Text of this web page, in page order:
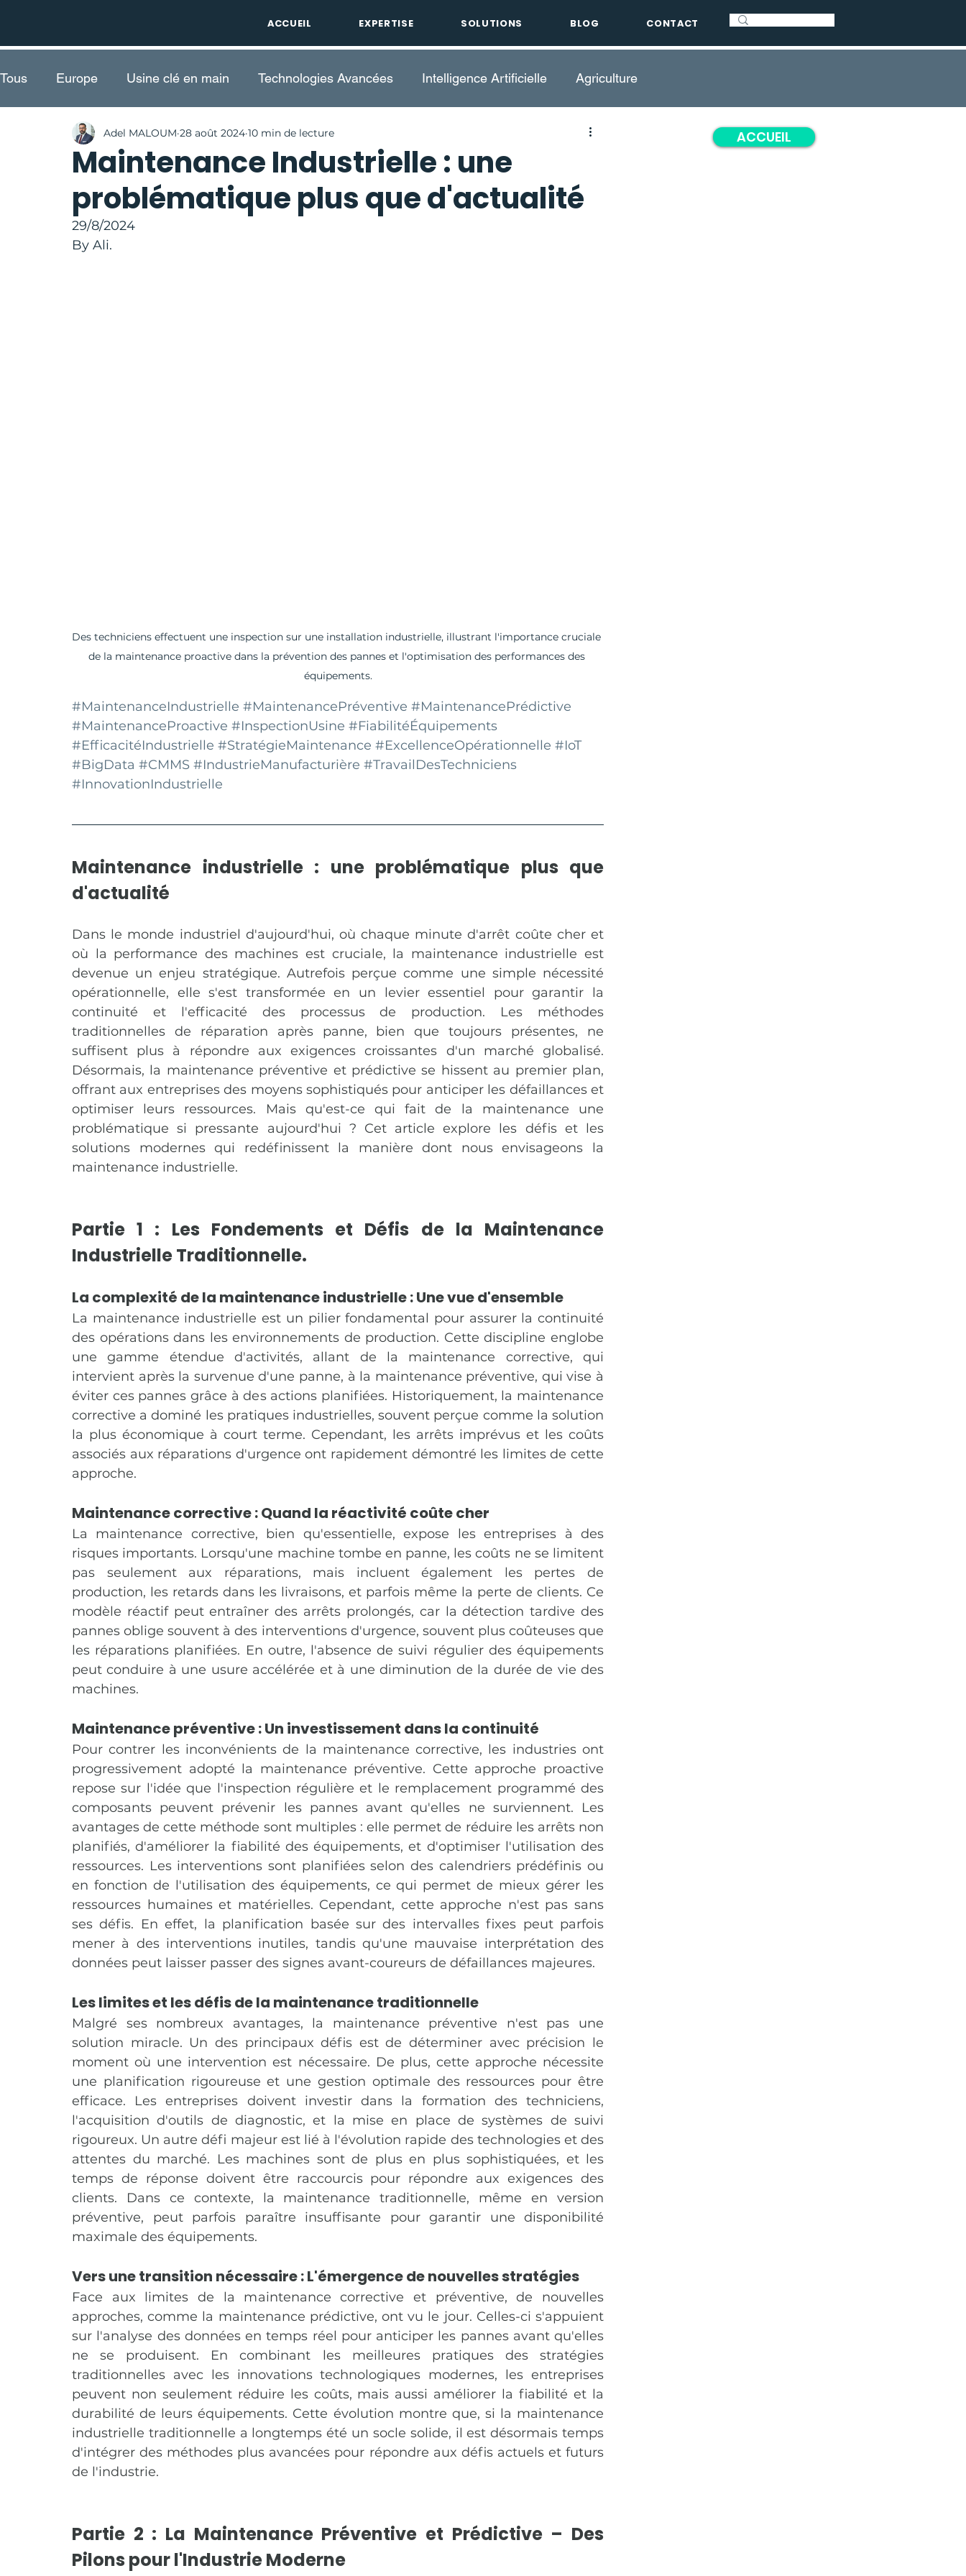
ACCUEIL EXPERTISE SOLUTIONS BLOG CONTACT
Tous Europe Usine clé en main Technologies Avancées Intelligence Artificielle Agriculture
Développement Durable Algérie Maintenance Industrielle
Minerais
Maintenance Industrielle : une
problématique plus que d'actualité
Adel MALOUM 28 août 2024 10 min de lecture
29/8/2024
By Ali.
Des techniciens effectuent une inspection sur une installation industrielle, illustrant l'importance cruciale
de la maintenance proactive dans la prévention des pannes et l'optimisation des performances des
équipements.
#MaintenanceIndustrielle #MaintenancePréventive #MaintenancePrédictive
#MaintenanceProactive #InspectionUsine #FiabilitéÉquipements
#EfficacitéIndustrielle #StratégieMaintenance #ExcellenceOpérationnelle #IoT
#BigData #CMMS #IndustrieManufacturière #TravailDesTechniciens
#InnovationIndustrielle
Maintenance industrielle : une problématique plus que
d'actualité
Dans le monde industriel d'aujourd'hui, où chaque minute d'arrêt coûte cher et
où la performance des machines est cruciale, la maintenance industrielle est
devenue un enjeu stratégique. Autrefois perçue comme une simple nécessité
opérationnelle, elle s'est transformée en un levier essentiel pour garantir la
continuité et l'efficacité des processus de production. Les méthodes
traditionnelles de réparation après panne, bien que toujours présentes, ne
suffisent plus à répondre aux exigences croissantes d'un marché globalisé.
Désormais, la maintenance préventive et prédictive se hissent au premier plan,
offrant aux entreprises des moyens sophistiqués pour anticiper les défaillances et
optimiser leurs ressources. Mais qu'est-ce qui fait de la maintenance une
problématique si pressante aujourd'hui ? Cet article explore les défis et les
solutions modernes qui redéfinissent la manière dont nous envisageons la
maintenance industrielle.
Partie 1 : Les Fondements et Défis de la Maintenance
Industrielle Traditionnelle.
La complexité de la maintenance industrielle : Une vue d'ensemble
La maintenance industrielle est un pilier fondamental pour assurer la continuité
des opérations dans les environnements de production. Cette discipline englobe
une gamme étendue d'activités, allant de la maintenance corrective, qui
intervient après la survenue d'une panne, à la maintenance préventive, qui vise à
éviter ces pannes grâce à des actions planifiées. Historiquement, la maintenance
corrective a dominé les pratiques industrielles, souvent perçue comme la solution
la plus économique à court terme. Cependant, les arrêts imprévus et les coûts
associés aux réparations d'urgence ont rapidement démontré les limites de cette
approche.
Maintenance corrective : Quand la réactivité coûte cher
La maintenance corrective, bien qu'essentielle, expose les entreprises à des
risques importants. Lorsqu'une machine tombe en panne, les coûts ne se limitent
pas seulement aux réparations, mais incluent également les pertes de
production, les retards dans les livraisons, et parfois même la perte de clients. Ce
modèle réactif peut entraîner des arrêts prolongés, car la détection tardive des
pannes oblige souvent à des interventions d'urgence, souvent plus coûteuses que
les réparations planifiées. En outre, l'absence de suivi régulier des équipements
peut conduire à une usure accélérée et à une diminution de la durée de vie des
machines.
Maintenance préventive : Un investissement dans la continuité
Pour contrer les inconvénients de la maintenance corrective, les industries ont
progressivement adopté la maintenance préventive. Cette approche proactive
repose sur l'idée que l'inspection régulière et le remplacement programmé des
composants peuvent prévenir les pannes avant qu'elles ne surviennent. Les
avantages de cette méthode sont multiples : elle permet de réduire les arrêts non
planifiés, d'améliorer la fiabilité des équipements, et d'optimiser l'utilisation des
ressources. Les interventions sont planifiées selon des calendriers prédéfinis ou
en fonction de l'utilisation des équipements, ce qui permet de mieux gérer les
ressources humaines et matérielles. Cependant, cette approche n'est pas sans
ses défis. En effet, la planification basée sur des intervalles fixes peut parfois
mener à des interventions inutiles, tandis qu'une mauvaise interprétation des
données peut laisser passer des signes avant-coureurs de défaillances majeures​.
Les limites et les défis de la maintenance traditionnelle
Malgré ses nombreux avantages, la maintenance préventive n'est pas une
solution miracle. Un des principaux défis est de déterminer avec précision le
moment où une intervention est nécessaire. De plus, cette approche nécessite
une planification rigoureuse et une gestion optimale des ressources pour être
efficace. Les entreprises doivent investir dans la formation des techniciens,
l'acquisition d'outils de diagnostic, et la mise en place de systèmes de suivi
rigoureux. Un autre défi majeur est lié à l'évolution rapide des technologies et des
attentes du marché. Les machines sont de plus en plus sophistiquées, et les
temps de réponse doivent être raccourcis pour répondre aux exigences des
clients. Dans ce contexte, la maintenance traditionnelle, même en version
préventive, peut parfois paraître insuffisante pour garantir une disponibilité
maximale des équipements.
Vers une transition nécessaire : L'émergence de nouvelles stratégies
Face aux limites de la maintenance corrective et préventive, de nouvelles
approches, comme la maintenance prédictive, ont vu le jour. Celles-ci s'appuient
sur l'analyse des données en temps réel pour anticiper les pannes avant qu'elles
ne se produisent. En combinant les meilleures pratiques des stratégies
traditionnelles avec les innovations technologiques modernes, les entreprises
peuvent non seulement réduire les coûts, mais aussi améliorer la fiabilité et la
durabilité de leurs équipements. Cette évolution montre que, si la maintenance
industrielle traditionnelle a longtemps été un socle solide, il est désormais temps
d'intégrer des méthodes plus avancées pour répondre aux défis actuels et futurs
de l'industrie​.
Partie 2 : La Maintenance Préventive et Prédictive – Des
Pilons pour l'Industrie Moderne
ACCUEIL